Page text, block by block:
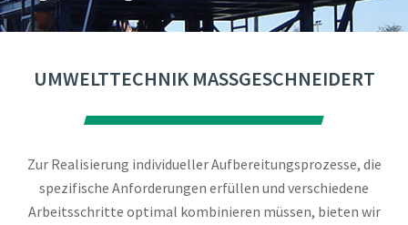
UMWELTTECHNIK MASSGESCHNEIDERT
Zur Realisierung individueller Aufbereitungsprozesse, die
spezifische Anforderungen erfüllen und verschiedene
Arbeitsschritte optimal kombinieren müssen, bieten wir